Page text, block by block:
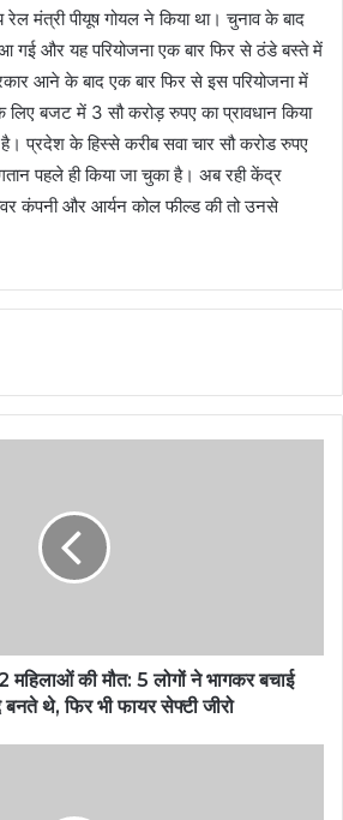
रेल मंत्री पीयूष गोयल ने किया था। चुनाव के बाद
गई और यह परियोजना एक बार फिर से ठंडे बस्ते में
आने के बाद एक बार फिर से इस परियोजना में
बजट में 3 सौ करोड़ रुपए का प्रावधान किया
है। प्रदेश के हिस्से करीब सवा चार सौ करोड रुपए
पहले ही किया जा चुका है। अब रही केंद्र
कंपनी और आर्यन कोल फील्ड की तो उनसे
की मौत: 5 लोगों ने भागकर बचाई
बनते थे, फिर भी फायर सेफ्टी जीरो